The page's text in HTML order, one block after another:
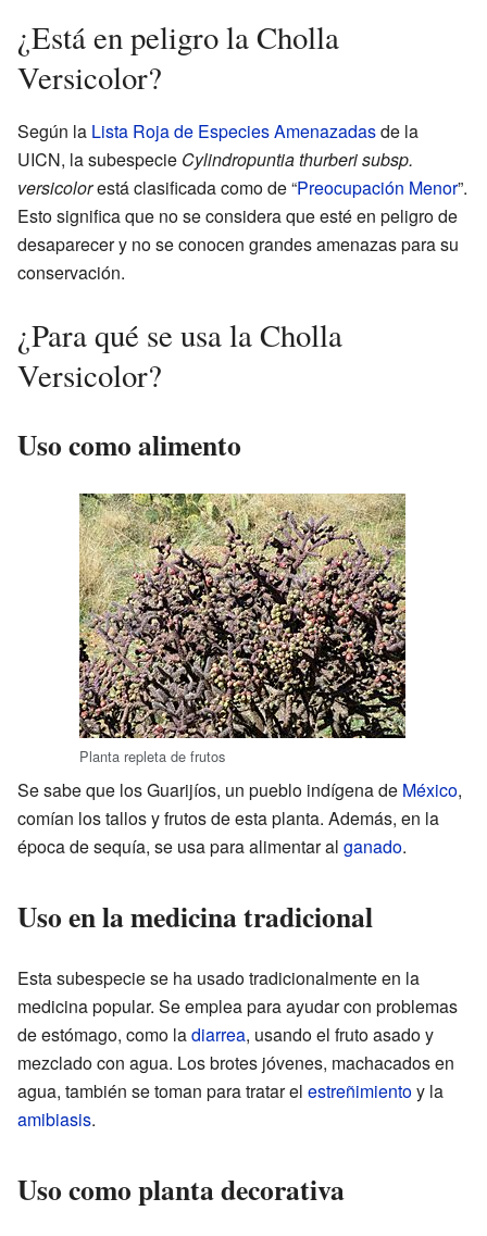
¿Está en peligro la Cholla
Versicolor?
Según la Lista Roja de Especies Amenazadasde la
UICN, la subespecie Cylindropuntia thurberi subsp.
versicolorestá clasificada como de “Preocupación Menor”.
Esto significa que no se considera que esté en peligro de
desaparecer y no se conocen grandes amenazas para su
conservación.
¿Para qué se usa la Cholla
Versicolor?
Uso como alimento
Planta repleta de frutos
Se sabe que los Guarijíos, un pueblo indígena de México,
comían los tallos y frutos de esta planta. Además, en la
época de sequía, se usa para alimentar al ganado.
Uso en la medicina tradicional
Esta subespecie se ha usado tradicionalmente en la
medicina popular. Se emplea para ayudar con problemas
de estómago, como ladiarrea, usando el fruto asado y
mezclado con agua. Los brotes jóvenes, machacados en
agua, también se toman para tratar el estreñimientoy la
amibiasis.
Uso como planta decorativa